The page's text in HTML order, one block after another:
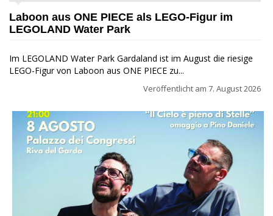
Laboon aus ONE PIECE als LEGO-Figur im
LEGOLAND Water Park
Im LEGOLAND Water Park Gardaland ist im August die riesige
LEGO-Figur von Laboon aus ONE PIECE zu...
Veröffentlicht am 7. August 2026